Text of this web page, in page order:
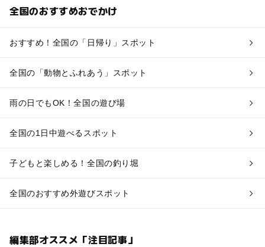
全国のおすすめおでかけ
おすすめ！全国の「日帰り」スポット
全国の「動物とふれあう」スポット
雨の日でもOK！全国の遊び場
全国の1日中遊べるスポット
子どもと楽しめる！全国の釣り堀
全国のおすすめ外遊びスポット
編集部オススメ「注目記事」